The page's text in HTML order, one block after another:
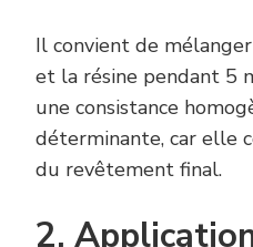
Il convient de
et la résine pendant 5
une consistance
déterminante, car elle
du revêtement final.
2.